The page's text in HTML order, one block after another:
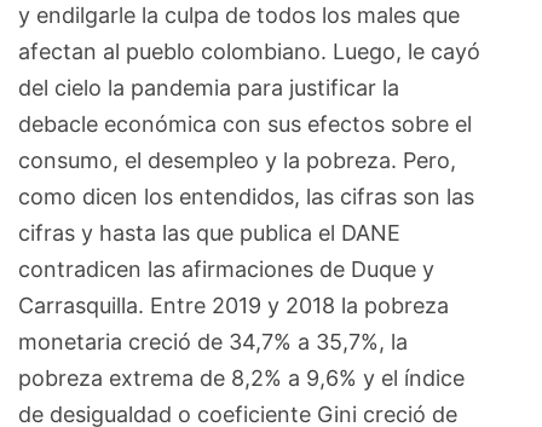
y endilgarle la culpa de todos los males que
afectan al pueblo colombiano. Luego, le cayó
del cielo la pandemia para justificar la
debacle económica con sus efectos sobre el
consumo, el desempleo y la pobreza. Pero,
como dicen los entendidos, las cifras son las
cifras y hasta las que publica el DANE
contradicen las afirmaciones de Duque y
Carrasquilla. Entre 2019 y 2018 la pobreza
monetaria creció de 34,7% a 35,7%, la
pobreza extrema de 8,2% a 9,6% y el índice
de desigualdad o coeficiente Gini creció de